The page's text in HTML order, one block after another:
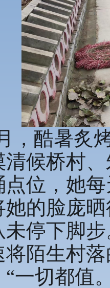
，酷暑炙
候桥村
位，她
她的脸庞
停下脚
陌生村
一切都值